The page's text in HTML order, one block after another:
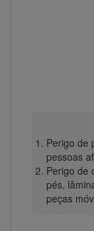
Perigo de
pessoas
Perigo de
pés,
peças